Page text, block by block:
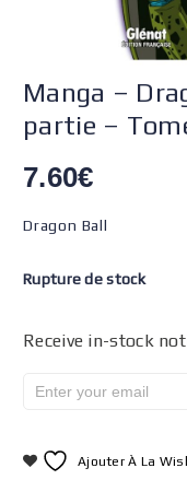
Manga –
partie –
7.60€
Dragon Ball
Rupture de stock
Receive in-stock
Ajouter À La